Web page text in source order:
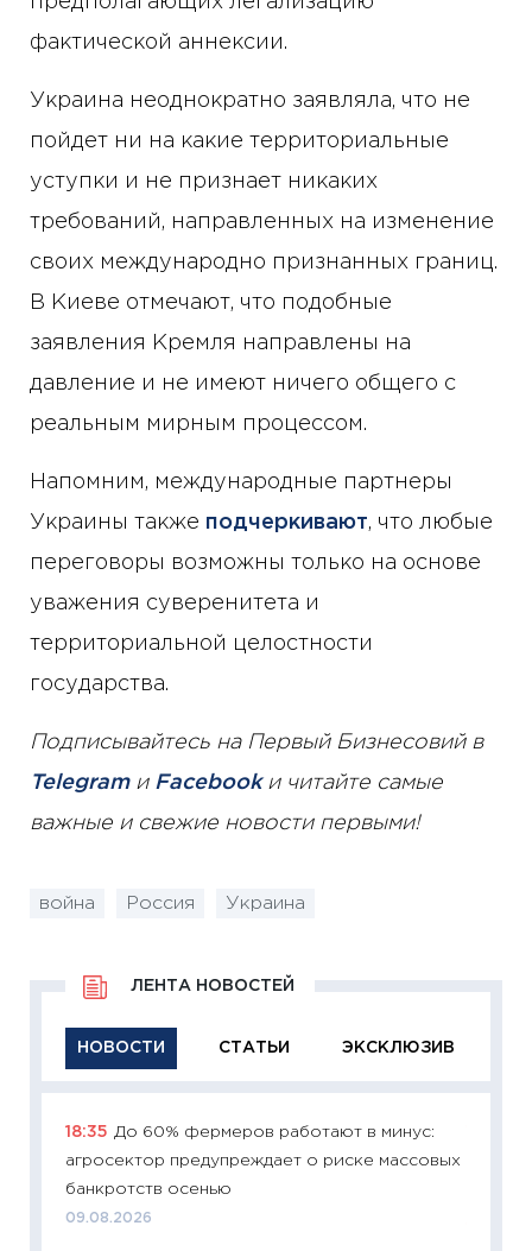
фактической аннексии.
Украина неоднократно заявляла, что не
пойдет ни на какие территориальные
уступки и не признает никаких
требований, направленных на изменение
своих международно признанных границ.
В Киеве отмечают, что подобные
заявления Кремля направлены на
давление и не имеют ничего общего с
реальным мирным процессом.
Напомним, международные партнеры
Украины также подчеркивают, что любые
переговоры возможны только на основе
уважения суверенитета и
территориальной целостности
государства.
Подписывайтесь на Первый Бизнесовий в
Telegramи Facebookи читайте самые
важные и свежие новости первыми!
война Россия Украина
НОВОСТИ СТАТЬИ ЭКСКЛЮЗИВ
ЛЕНТА НОВОСТЕЙ
18:35 До 60% фермеров работают в минус:
агросектор предупреждает о риске массовых
банкротств осенью
09.08.2026